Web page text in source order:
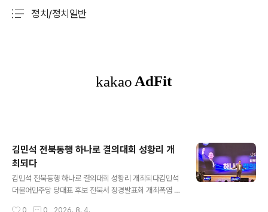
정치/정치일반
김민석 전북동행 하나로 결의대회 성황리 개
최되다
김민석 전북동행 하나로 결의대회 성황리 개최되다김민석
더불어민주당 당대표 후보 전북서 정경발표회 개최폭염 속
0 0 2026. 8. 4.